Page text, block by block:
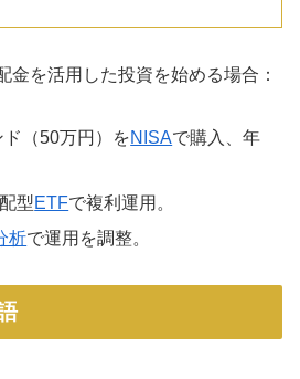
金を活用した投資を始める場合：
（50万円）をNISAで購入、年
型ETFで複利運用。
析で運用を調整。